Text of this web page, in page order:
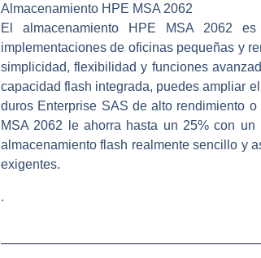
Almacenamiento HPE MSA 2062
El almacenamiento HPE MSA 2062
implementaciones de oficinas pequeñas y
simplicidad, flexibilidad y funciones
capacidad flash integrada, puedes ampliar
duros Enterprise SAS de alto rendimiento
MSA 2062 le ahorra hasta un 25% con
almacenamiento flash realmente sencillo y
exigentes.
.